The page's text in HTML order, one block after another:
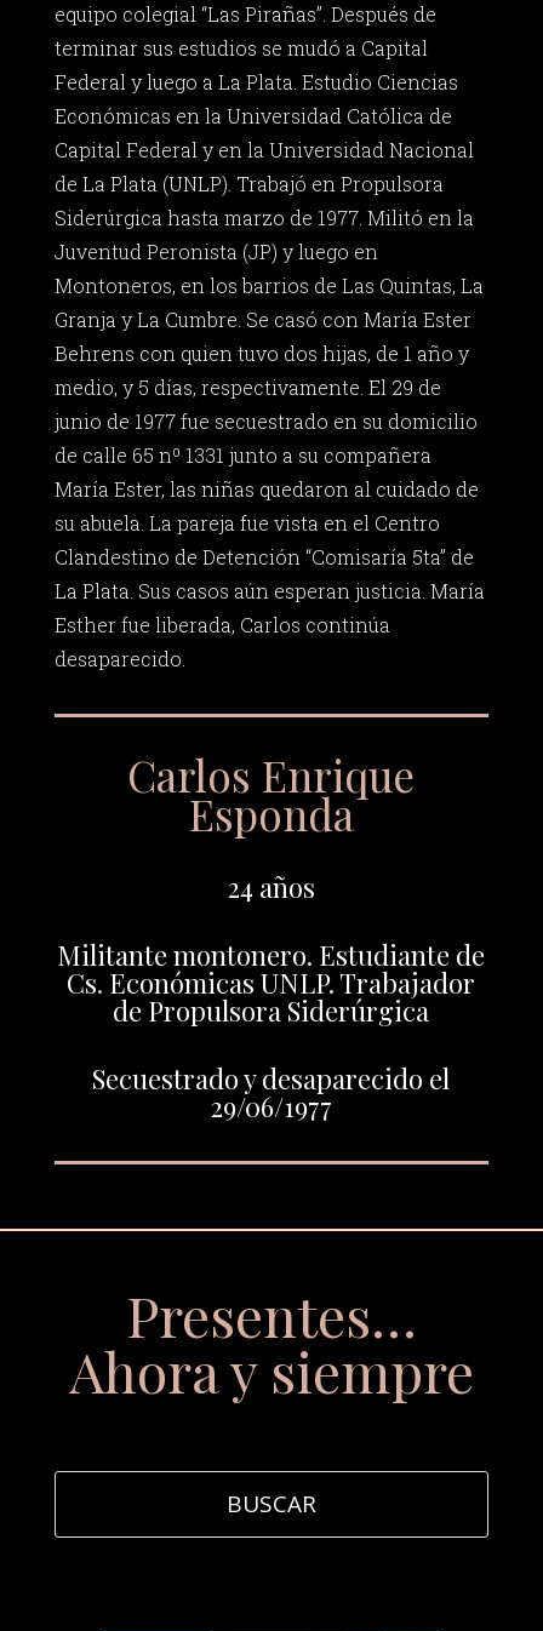
equipo colegial “Las Pirañas”. Después de
terminar sus estudios se mudó a Capital
Federal y luego a La Plata. Estudio Ciencias
Económicas en la Universidad Católica de
Capital Federal y en la Universidad Nacional
de La Plata (UNLP). Trabajó en Propulsora
Siderúrgica hasta marzo de 1977. Militó en la
Juventud Peronista (JP) y luego en
Montoneros, en los barrios de Las Quintas, La
Granja y La Cumbre. Se casó con María Ester
Behrens con quien tuvo dos hijas, de 1 año y
medio, y 5 días, respectivamente. El 29 de
junio de 1977 fue secuestrado en su domicilio
de calle 65 nº 1331 junto a su compañera
María Ester, las niñas quedaron al cuidado de
su abuela. La pareja fue vista en el Centro
Clandestino de Detención “Comisaría 5ta” de
La Plata. Sus casos aún esperan justicia. María
Esther fue liberada, Carlos continúa
desaparecido.
Carlos Enrique
Esponda
24 años
Militante montonero. Estudiante de
Cs. Económicas UNLP. Trabajador
de Propulsora Siderúrgica
Secuestrado y desaparecido el
29/06/1977
Presentes…
Ahora y siempre